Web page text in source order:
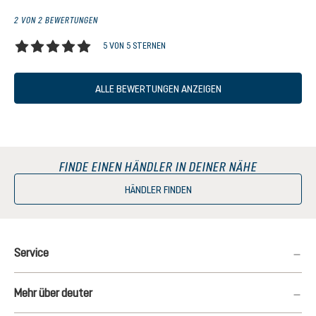
2 VON 2 BEWERTUNGEN
5 VON 5 STERNEN
ALLE BEWERTUNGEN ANZEIGEN
FINDE EINEN HÄNDLER IN DEINER NÄHE
HÄNDLER FINDEN
Service
Mehr über deuter